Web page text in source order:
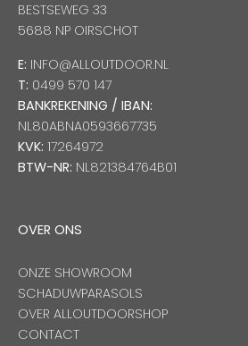
BESTSEWEG 33
5688 NP OIRSCHOT
E: INFO@ALLOUTDOOR.NL
T: 0499 570 147
BANKREKENING / IBAN:
NL80ABNA0593667735
KVK: 17264972
BTW-NR: NL821384764B01
OVER ONS
ONZE SHOWROOM
SCHADUWPARASOLS
OVER ALLOUTDOORSHOP
CONTACT